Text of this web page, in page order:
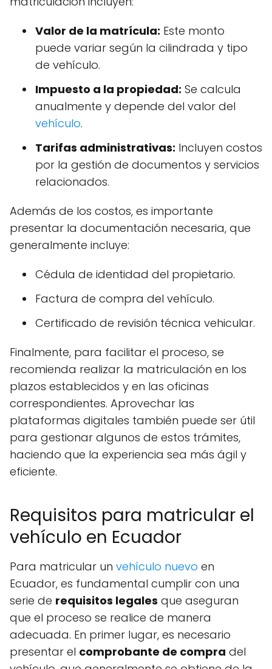
Valor de la matrícula: Este monto
puede variar según la cilindrada y tipo
de vehículo.
Impuesto a la propiedad: Se calcula
anualmente y depende del valor del
vehículo.
Tarifas administrativas: Incluyen costos
por la gestión de documentos y servicios
relacionados.
Además de los costos, es importante
presentar la documentación necesaria, que
generalmente incluye:
Cédula de identidad del propietario.
Factura de compra del vehículo.
Certificado de revisión técnica vehicular.
Finalmente, para facilitar el proceso, se
recomienda realizar la matriculación en los
plazos establecidos y en las oficinas
correspondientes. Aprovechar las
plataformas digitales también puede ser útil
para gestionar algunos de estos trámites,
haciendo que la experiencia sea más ágil y
eficiente.
Requisitos para matricular el
vehículo en Ecuador
Para matricular un vehículo nuevo en
Ecuador, es fundamental cumplir con una
serie de requisitos legales que aseguran
que el proceso se realice de manera
adecuada. En primer lugar, es necesario
presentar el comprobante de compra del